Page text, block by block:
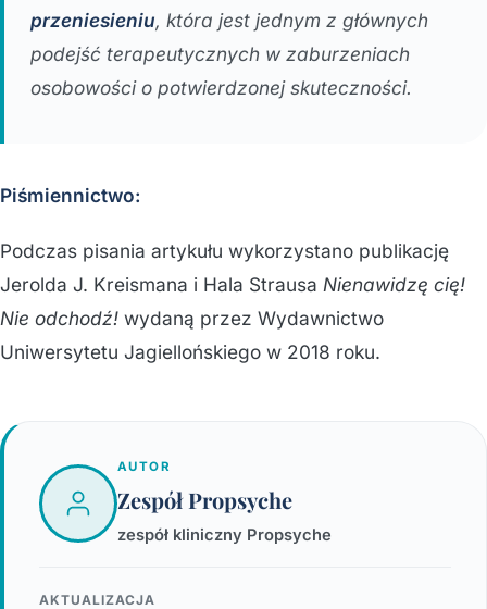
przeniesieniu, która jest jednym z głównych
podejść terapeutycznych w zaburzeniach
osobowości o potwierdzonej skuteczności.
Piśmiennictwo:
Podczas pisania artykułu wykorzystano publikację
Jerolda J. Kreismana i Hala Strausa Nienawidzę cię!
Nie odchodź! wydaną przez Wydawnictwo
Uniwersytetu Jagiellońskiego w 2018 roku.
AUTOR
Zespół Propsyche
zespół kliniczny Propsyche
AKTUALIZACJA